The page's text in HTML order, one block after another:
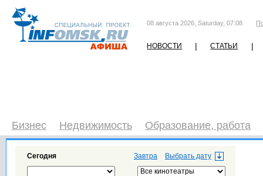
08 августа 2026, Saturday, 07:08
НОВОСТИ | СТАТЬИ |
Бизнес Недвижимость Образование, работа
Завтра
Сегодня